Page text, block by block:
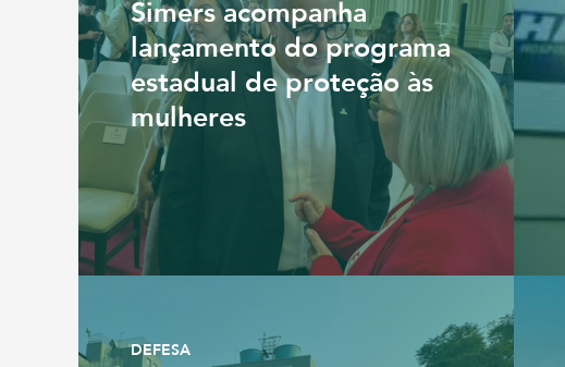
Simers acompanha
lançamento do programa
estadual de proteção às
mulheres
DEFESA